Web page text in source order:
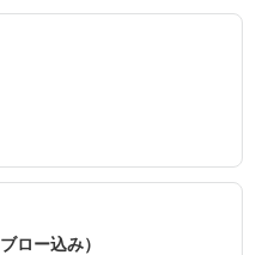
ロー込み）